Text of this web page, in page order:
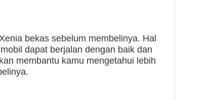
bekas sebelum membelinya. Hal
dapat berjalan dengan baik dan
membantu kamu mengetahui lebih